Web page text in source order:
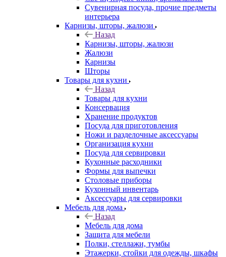
Сувенирная посуда, прочие предметы
интерьера
Карнизы, шторы, жалюзи
Назад
Карнизы, шторы, жалюзи
Жалюзи
Карнизы
Шторы
Товары для кухни
Назад
Товары для кухни
Консервация
Хранение продуктов
Посуда для приготовления
Ножи и разделочные аксессуары
Организация кухни
Посуда для сервировки
Кухонные расходники
Формы для выпечки
Столовые приборы
Кухонный инвентарь
Аксессуары для сервировки
Мебель для дома
Назад
Мебель для дома
Защита для мебели
Полки, стеллажи, тумбы
Этажерки, стойки для одежды, шкафы